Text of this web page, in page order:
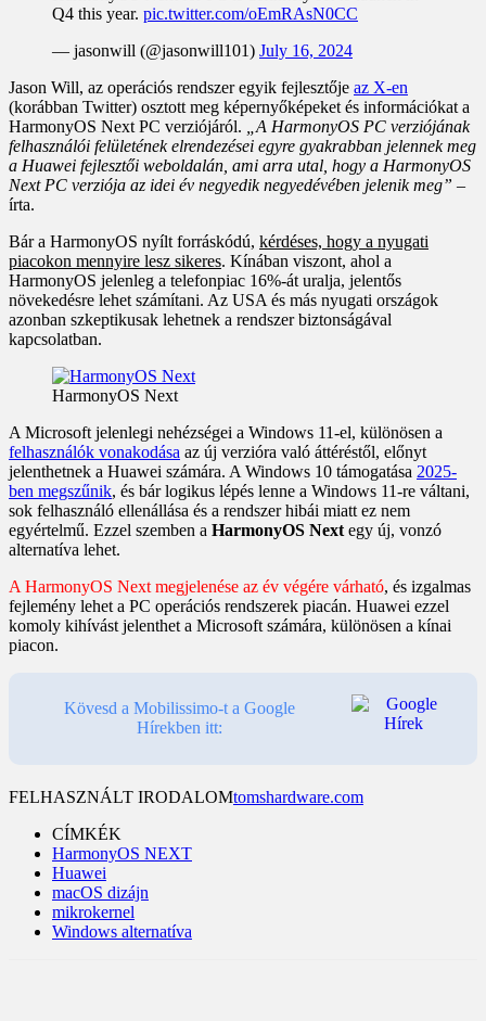
Q4 this year. pic.twitter.com/oEmRAsN0CC
— jasonwill (@jasonwill101) July 16, 2024
Jason Will, az operációs rendszer egyik fejlesztője az X-en
(korábban Twitter) osztott meg képernyőképeket és információkat a
HarmonyOS Next PC verziójáról.
„A HarmonyOS PC verziójának
felhasználói felületének elrendezései egyre gyakrabban jelennek meg
a Huawei fejlesztői weboldalán, ami arra utal, hogy a HarmonyOS
Next PC verziója az idei év negyedik negyedévében jelenik meg” –
írta.
Bár a HarmonyOS nyílt forráskódú, kérdéses, hogy a nyugati
piacokon mennyire lesz sikeres. Kínában viszont, ahol a
HarmonyOS jelenleg a telefonpiac 16%-át uralja, jelentős
növekedésre lehet számítani. Az USA és más nyugati országok
azonban szkeptikusak lehetnek a rendszer biztonságával
kapcsolatban.
HarmonyOS Next
A Microsoft jelenlegi nehézségei a Windows 11-el, különösen a
felhasználók vonakodása az új verzióra való áttéréstől, előnyt
jelenthetnek a Huawei számára. A Windows 10 támogatása 2025-
ben megszűnik, és bár logikus lépés lenne a Windows 11-re váltani,
sok felhasználó ellenállása és a rendszer hibái miatt ez nem
egyértelmű. Ezzel szemben a HarmonyOS Next egy új, vonzó
alternatíva lehet.
A HarmonyOS Next megjelenése az év végére várható, és izgalmas
fejlemény lehet a PC operációs rendszerek piacán. Huawei ezzel
komoly kihívást jelenthet a Microsoft számára, különösen a kínai
piacon.
Kövesd a Mobilissimo-t a Google
Hírekben itt:
FELHASZNÁLT IRODALOMtomshardware.com
CÍMKÉK
HarmonyOS NEXT
Huawei
macOS dizájn
mikrokernel
Windows alternatíva